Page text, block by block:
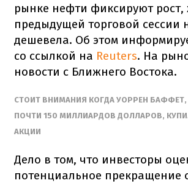
рынке нефти фиксируют рост,
предыдущей торговой сессии
дешевела. Об этом
со ссылкой на Reuters. На
новости с Ближнего Востока.
СТОИТ ВНИМАНИЯ КОГДА УОРРЕН
ПОЧТИ 150 МИЛЛИАРДОВ ДОЛЛАРОВ,
АКЦИИ
Дело в том, что инвесторы
потенциальное прекращение